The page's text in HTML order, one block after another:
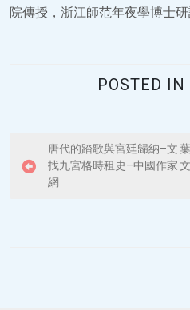
院傳授，浙江師范年夜學博士研
POSTED IN
o
唐代的踏歌與宮廷歸納–文
找九宮格時租史–中國作家
網